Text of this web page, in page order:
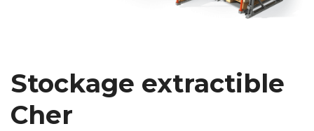
Stockage extractible
Cher